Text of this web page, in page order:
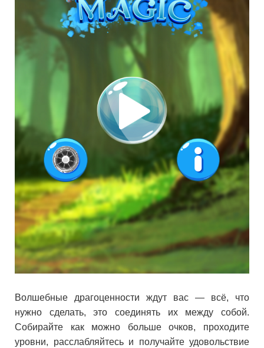
Волшебные драгоценности ждут вас — всё, что
нужно сделать, это соединять их между собой.
Собирайте как можно больше очков, проходите
уровни, расслабляйтесь и получайте удовольствие